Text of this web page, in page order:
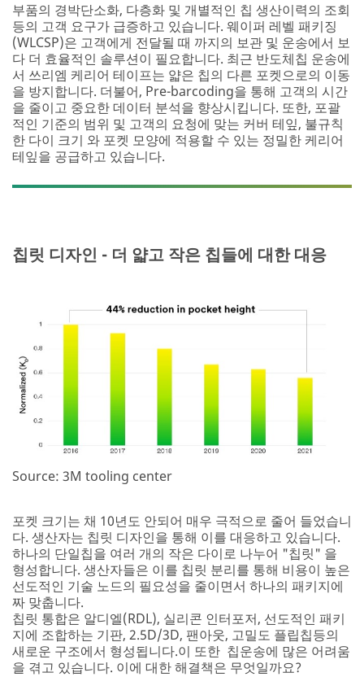
부품의 경박단소화, 다층화 및 개별적인 칩 생산이력의 조회
등의 고객 요구가 급증하고 있습니다. 웨이퍼 레벨 패키징
(WLCSP)은 고객에게 전달될 때 까지의 보관 및 운송에서 보
다 더 효율적인 솔루션이 필요합니다. 최근 반도체칩 운송에
서 쓰리엠 케리어 테이프는 얇은 칩의 다른 포켓으로의 이동
을 방지합니다. 더불어, Pre-barcoding을 통해 고객의 시간
을 줄이고 중요한 데이터 분석을 향상시킵니다. 또한, 포괄
적인 기준의 범위 및 고객의 요청에 맞는 커버 테잎, 불규칙
한 다이 크기 와 포켓 모양에 적용할 수 있는 정밀한 케리어
테잎을 공급하고 있습니다.
칩릿 디자인 - 더 얇고 작은 칩들에 대한 대응
Source: 3M tooling center
포켓 크기는 채 10년도 안되어 매우 극적으로 줄어 들었습니
다. 생산자는 칩릿 디자인을 통해 이를 대응하고 있습니다.
하나의 단일칩을 여러 개의 작은 다이로 나누어 "칩릿" 을
형성합니다. 생산자들은 이를 칩릿 분리를 통해 비용이 높은
선도적인 기술 노드의 필요성을 줄이면서 하나의 패키지에
짜 맞춥니다.
칩릿 통합은 알디엘(RDL), 실리콘 인터포저, 선도적인 패키
지에 조합하는 기판, 2.5D/3D, 팬아웃, 고밀도 플립칩등의
새로운 구조에서 형성됩니다.이 또한 칩운송에 많은 어려움
을 겪고 있습니다. 이에 대한 해결책은 무엇일까요?